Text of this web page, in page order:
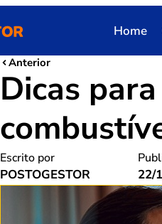
Home
Anterior
Dicas
Escrito por
POSTOGESTOR 22/